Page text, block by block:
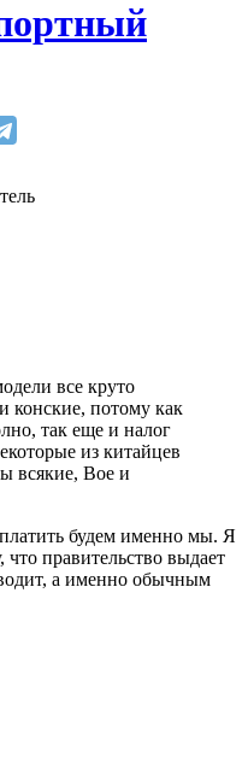
все круто
конские, потому как
так еще и налог
из китайцев
всякие, Вое и
будем именно мы. Я
правительство выдает
а именно обычным